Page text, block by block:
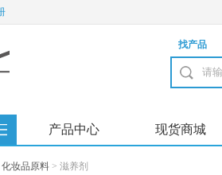
找产品
产品中心 现货商城
化妆品原料 > 滋养剂